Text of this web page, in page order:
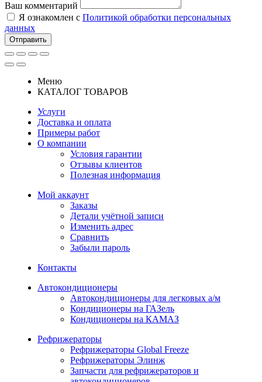
Ваш комментарий
Я ознакомлен с Политикой обработки персональных
данных
Отправить
Меню
КАТАЛОГ ТОВАРОВ
Услуги
Доставка и оплата
Примеры работ
О компании
Условия гарантии
Отзывы клиентов
Полезная информация
Мой аккаунт
Заказы
Детали учётной записи
Изменить адрес
Сравнить
Забыли пароль
Контакты
Автокондиционеры
Автокондиционеры для легковых а/м
Кондиционеры на ГАЗель
Кондиционеры на КАМАЗ
Рефрижераторы
Рефрижераторы Global Freeze
Рефрижераторы Элинж
Запчасти для рефрижераторов и